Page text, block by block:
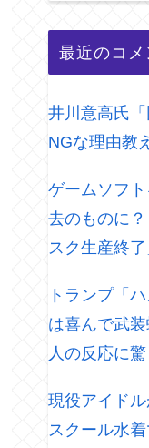
最近のコメ
井川意高氏
NGな理由教
ゲームソフ
去のものに
スク生産終
トランプ「
は喜んで武
人の反応に驚
現役アイド
スクール水